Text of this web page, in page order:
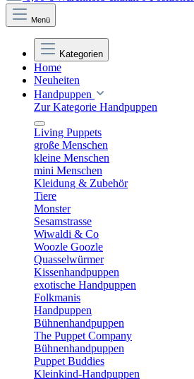
Menü
Kategorien
Home
Neuheiten
Handpuppen
Zur Kategorie Handpuppen
Living Puppets
große Menschen
kleine Menschen
mini Menschen
Kleidung & Zubehör
Tiere
Monster
Sesamstrasse
Wiwaldi & Co
Woozle Goozle
Quasselwürmer
Kissenhandpuppen
exotische Handpuppen
Folkmanis
Handpuppen
Bühnenhandpuppen
The Puppet Company
Bühnenhandpuppen
Puppet Buddies
Kleinkind-Handpuppen